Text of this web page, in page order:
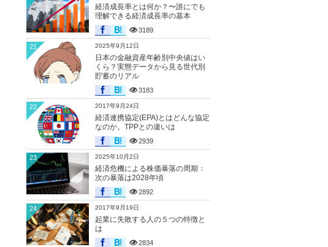
経済成長率とは何か？〜誰にでも
理解できる経済成長率の基本
3189
2025年9月12日
日本の金融資産年齢別中央値はい
くら？実態データから見る世代別
貯蓄のリアル
3183
21
2017年9月24日
経済連携協定(EPA)とはどんな協定
なのか。TPPとの違いは
2939
22
2025年10月2日
経済危機による株価暴落の周期：
次の暴落は2028年頃
2892
23
2017年9月19日
起業に失敗する人の５つの特徴と
は
2834
24